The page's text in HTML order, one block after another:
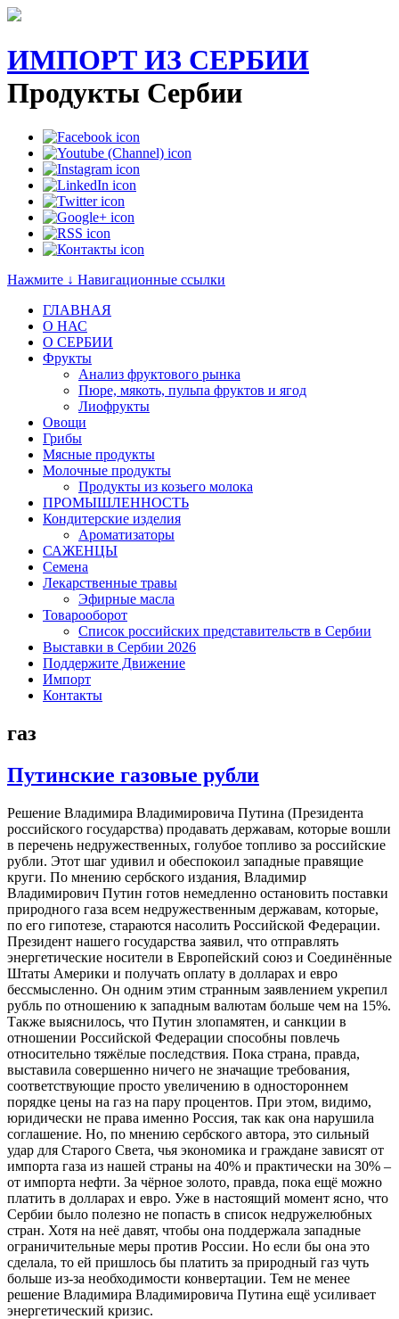
ИМПОРТ ИЗ СЕРБИИ
Продукты Сербии
Нажмите ↓ Навигационные ссылки
ГЛАВНАЯ
О НАС
O СЕРБИИ
Фрукты
Анализ фруктового рынка
Пюре, мякоть, пульпа фруктов и ягод
Лиофрукты
Овощи
Грибы
Мясные продукты
Молочные продукты
Продукты из козьего молока
ПРОМЫШЛЕННОСТЬ
Кондитерские изделия
Ароматизаторы
САЖЕНЦЫ
Семена
Лекарственные травы
Эфирные масла
Товарооборот
Список российских представительств в Сербии
Выставки в Сербии 2026
Поддержите Движение
Импорт
Контакты
газ
Путинские газовые рубли
Решение Владимира Владимировича Путина (Президента
российского государства) продавать державам, которые вошли
в перечень недружественных, голубое топливо за российские
рубли. Этот шаг удивил и обеспокоил западные правящие
круги. По мнению сербского издания, Владимир
Владимирович Путин готов немедленно остановить поставки
природного газа всем недружественным державам, которые,
по его гипотезе, стараются насолить Российской Федерации.
Президент нашего государства заявил, что отправлять
энергетические носители в Европейский союз и Соединённые
Штаты Америки и получать оплату в долларах и евро
бессмысленно. Он одним этим странным заявлением укрепил
рубль по отношению к западным валютам больше чем на 15%.
Также выяснилось, что Путин злопамятен, и санкции в
отношении Российской Федерации способны повлечь
относительно тяжёлые последствия. Пока страна, правда,
выставила совершенно ничего не значащие требования,
соответствующие просто увеличению в одностороннем
порядке цены на газ на пару процентов. При этом, видимо,
юридически не права именно Россия, так как она нарушила
соглашение. Но, по мнению сербского автора, это сильный
удар для Старого Света, чья экономика и граждане зависят от
импорта газа из нашей страны на 40% и практически на 30% –
от импорта нефти. За чёрное золото, правда, пока ещё можно
платить в долларах и евро. Уже в настоящий момент ясно, что
Сербии было полезно не попасть в список недружелюбных
стран. Хотя на неё давят, чтобы она поддержала западные
ограничительные меры против России. Но если бы она это
сделала, то ей пришлось бы платить за природный газ чуть
больше из-за необходимости конвертации. Тем не менее
решение Владимира Владимировича Путина ещё усиливает
энергетический кризис.